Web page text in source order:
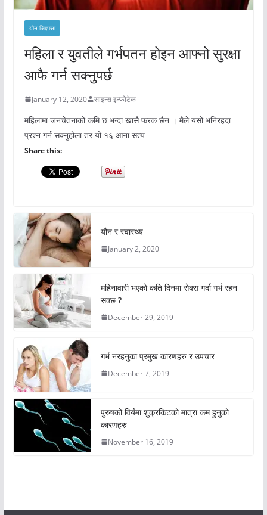
यौन जिज्ञासा
महिला र युवतीले गर्भपतन होइन आफ्नो सुरक्षा
आफै गर्न सक्नुपर्छ
January 12, 2020 साइन्स इन्फोटेक
महिलामा जनचेतनाको कमि छ भन्दा खासै फरक छैन । मैले यसो भनिरहदा
प्रश्न गर्न सक्नुहोला तर यो १६ आना सत्य
Share this:
यौन र स्वास्थ्य
January 2, 2020
महिनावारी भएको कति दिनमा सेक्स गर्दा गर्भ रहन
सक्छ ?
December 29, 2019
गर्भ नरहनुका प्रमुख कारणहरु र उपचार
December 7, 2019
पुरुषको विर्यमा शुक्रकिटको मात्रा कम हुनुको
कारणहरु
November 16, 2019